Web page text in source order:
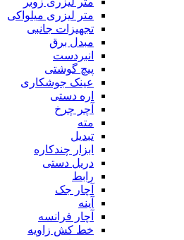
متر لیزری میلواکی
تجهیزات جانبی
مبدل برق
انبردست
پیچ گوشتی
عینک جوشکاری
اره دستی
آچر چرخ
مته
تبدیل
ابزار چندکاره
دریل دستی
رابط
آچار جک
آینه
آچار فرانسه
خط کش زاویه